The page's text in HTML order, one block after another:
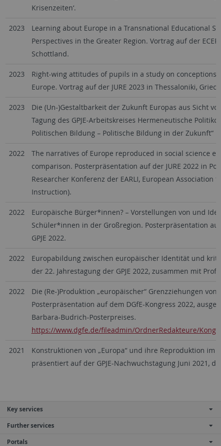
Krisenzeiten‘.
2023
Learning about Europe in a Transnational Educational
Perspectives in the Greater Region. Vortrag auf der ECER
Schottland.
2023
Right-wing attitudes of pupils in a study on
Europe. Vortrag auf der JURE 2023 in Thessaloniki,
2023
Die (Un-)Gestaltbarkeit der Zukunft Europas aus Sicht
Tagung des GPJE-Arbeitskreises Hermeneutische
Politischen Bildung – Politische Bildung in der Zukunft“
2022
The narratives of Europe reproduced in social science
comparison. Posterpräsentation auf der JURE 2022 in
Researcher Konferenz der EARLI, European Association
Instruction).
2022
Europäische Bürger*innen? – Vorstellungen von und
Schüler*innen in der Großregion. Posterpräsentation
GPJE 2022.
2022
Europabildung zwischen europäischer Identität und
der 22. Jahrestagung der GPJE 2022, zusammen mit
2022
Die (Re-)Produktion „europäischer“ Grenzziehungen
Posterpräsentation auf dem DGfE-Kongress 2022,
Barbara-Budrich-Posterpreises.
https://www.dgfe.de/fileadmin/OrdnerRedakteure/
2021
Konstruktionen von „Europa“ und ihre Reproduktion im
präsentiert auf der GPJE-Nachwuchstagung Juni 2021,
Key services
Further services
Portals